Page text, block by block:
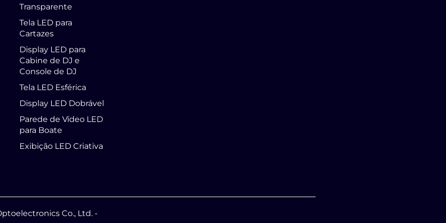
Transparente
Tela LED para
Cartazes
Display LED para
Cabine de DJ e
Console de DJ
Tela LED Esférica
Display LED Dobrável
Parede de Vídeo LED
para Boate
Exibição LED Criativa
Co., Ltd. -